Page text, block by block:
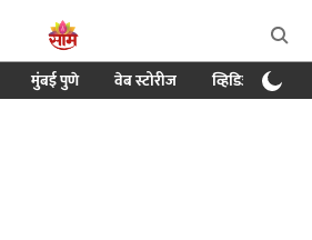
मुंबई पुणे वेब स्टोरीज व्हिडिओ